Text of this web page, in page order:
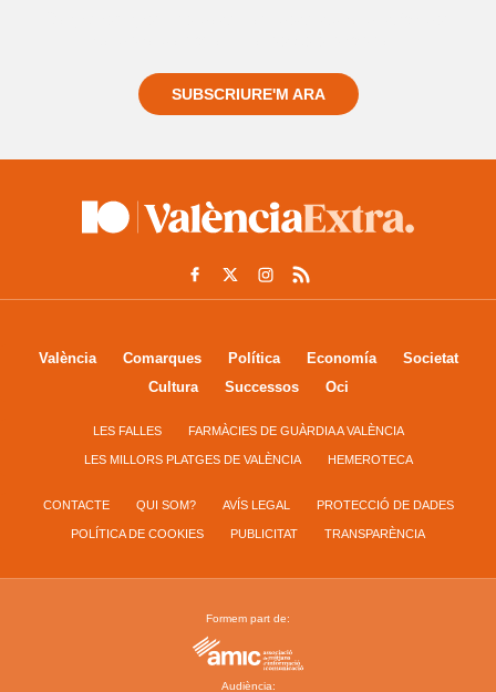
SUBSCRIURE'M ARA
València Comarques Política Economía
Societat
Cultura
Successos Oci
LES FALLES FARMÀCIES DE GUÀRDIA A VALÈNCIA
LES MILLORS PLATGES DE VALÈNCIA HEMEROTECA
CONTACTE QUI SOM? AVÍS LEGAL PROTECCIÓ DE DADES
POLÍTICA DE COOKIES PUBLICITAT TRANSPARÈNCIA
Formem part de:
Audiència: